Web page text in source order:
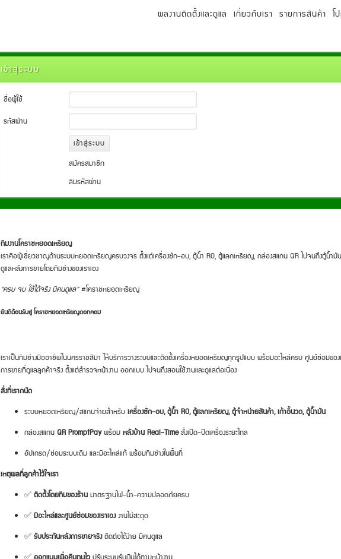
โ
รายการสินค้า
เกี่ยวกับเรา
ผลงานติดตั้งและดูแล
เข้าสู่ระบบ
ชื่อผู้ใช้
รหัสผ่าน
สมัครสมาชิก
ลืมรหัสผ่าน
ทีมงานโคราชหยอดเหรียญ
เราคือผู้เชี่ยวชาญด้านระบบหยอดเหรียญครบวงจร ตั้งแต่เครื่องซัก–อบ, ตู้น้ำ RO, ตู้แลกเหรียญ, กล่องสแกน QR ไปจนถึงตู้น้ำ
ดูแลหลังการขายโดยทีมช่างของเราเอง
“ครบ จบ ใช้ได้จริง มีคนดูแล”#โคราชหยอดเหรียญ
ยินดีต้อนรับสู่ โคราชหยอดเหรียญดอทคอม
เราเป็นทีมช่างมืออาชีพในนครราชสีมา ให้บริการวางระบบและติดตั้งเครื่องหยอดเหรียญทุกรูปแบบ พร้อมอะไหล่ครบ ศูนย์ซ่อมของ
การขายที่ดูแลลูกค้าจริง ตั้งแต่สำรวจหน้างาน ออกแบบ ไปจนถึงสอนใช้งานและดูแลต่อเนื่อง
สิ่งที่เราถนัด
ระบบหยอดเหรียญ/สแกนจ่ายสำหรับเครื่องซัก–อบ, ตู้น้ำ RO, ตู้แลกเหรียญ, ตู้จำหน่ายสินค้า, เก้าอี้นวด, ตู้น้ำมัน
กล่องสแกน QR PromptPayพร้อมหลังบ้าน Real-Timeสั่งเปิด–ปิดเครื่องระยะไกล
อัปเกรด/ซ่อมระบบเดิม และมีอะไหล่แท้ พร้อมทีมช่างในพื้นที่
เหตุผลที่ลูกค้าไว้ใจเรา
✅ติดตั้งโดยทีมของร้านมาตรฐานไฟ–น้ำ–ความปลอดภัยครบ
✅มีอะไหล่และศูนย์ซ่อมของเราเองงานไม่สะดุด
✅รับประกันหลังการขายจริงติดต่อได้ง่าย มีคนดูแล